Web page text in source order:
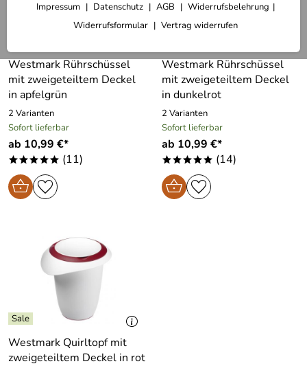
Impressum Datenschutz AGB
Widerrufsbelehrung
Widerrufsformular
Vertrag widerrufen
Westmark Rührschüssel
mit zweigeteiltem Deckel
in apfelgrün
2 Varianten
Sofort lieferbar
ab 10,99 €*
***** (11)
Westmark Rührschüssel
mit zweigeteiltem Deckel
in dunkelrot
2 Varianten
Sofort lieferbar
ab 10,99 €*
***** (14)
Westmark Quirltopf mit
zweigeteiltem Deckel in rot